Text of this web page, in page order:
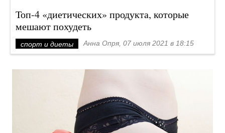
Топ-4 «диетических» продукта, которые
мешают похудеть
спорт и диеты Анна Опря, 07 июля 2021 в 18:15